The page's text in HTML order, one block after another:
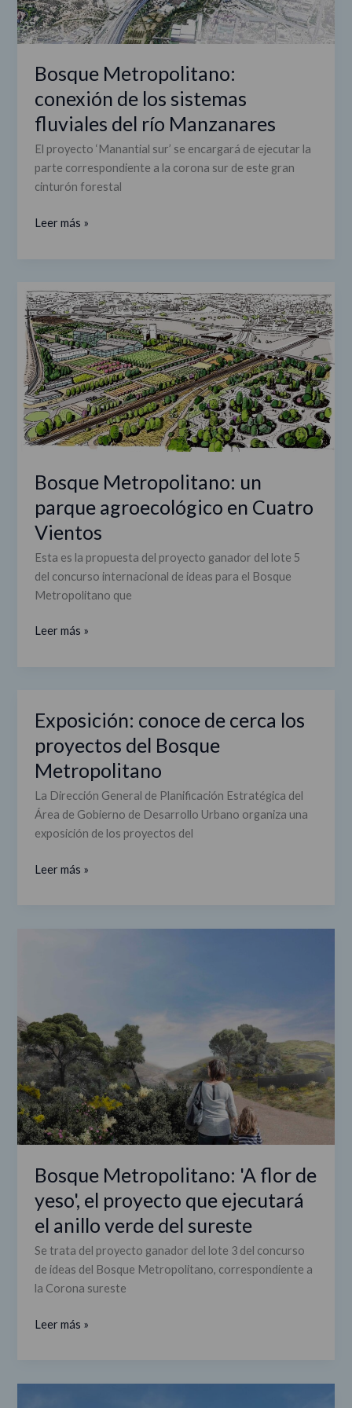
Bosque Metropolitano:
conexión de los sistemas
fluviales del río Manzanares
El proyecto ‘Manantial sur’ se encargará de ejecutar la
parte correspondiente a la corona sur de este gran
cinturón forestal
Leer más »
Bosque Metropolitano: un
parque agroecológico en Cuatro
Vientos
Esta es la propuesta del proyecto ganador del lote 5
del concurso internacional de ideas para el Bosque
Metropolitano que
Bosque
Metropolitano:
un
parque
agroecológico
en
Cuatro
Vientos
Leer más »
Exposición: conoce de cerca los
proyectos del Bosque
Metropolitano
La Dirección General de Planificación Estratégica del
Área de Gobierno de Desarrollo Urbano organiza una
exposición de los proyectos del
Exposición:
conoce
de
cerca
los
proyectos
del
Metropolitano
Leer más »
Bosque Metropolitano: 'A flor de
yeso', el proyecto que ejecutará
el anillo verde del sureste
Se trata del proyecto ganador del lote 3 del concurso
de ideas del Bosque Metropolitano, correspondiente a
la Corona sureste
yeso',
el
proyecto
que
ejecutará
el
anillo
del
sureste
Leer más »